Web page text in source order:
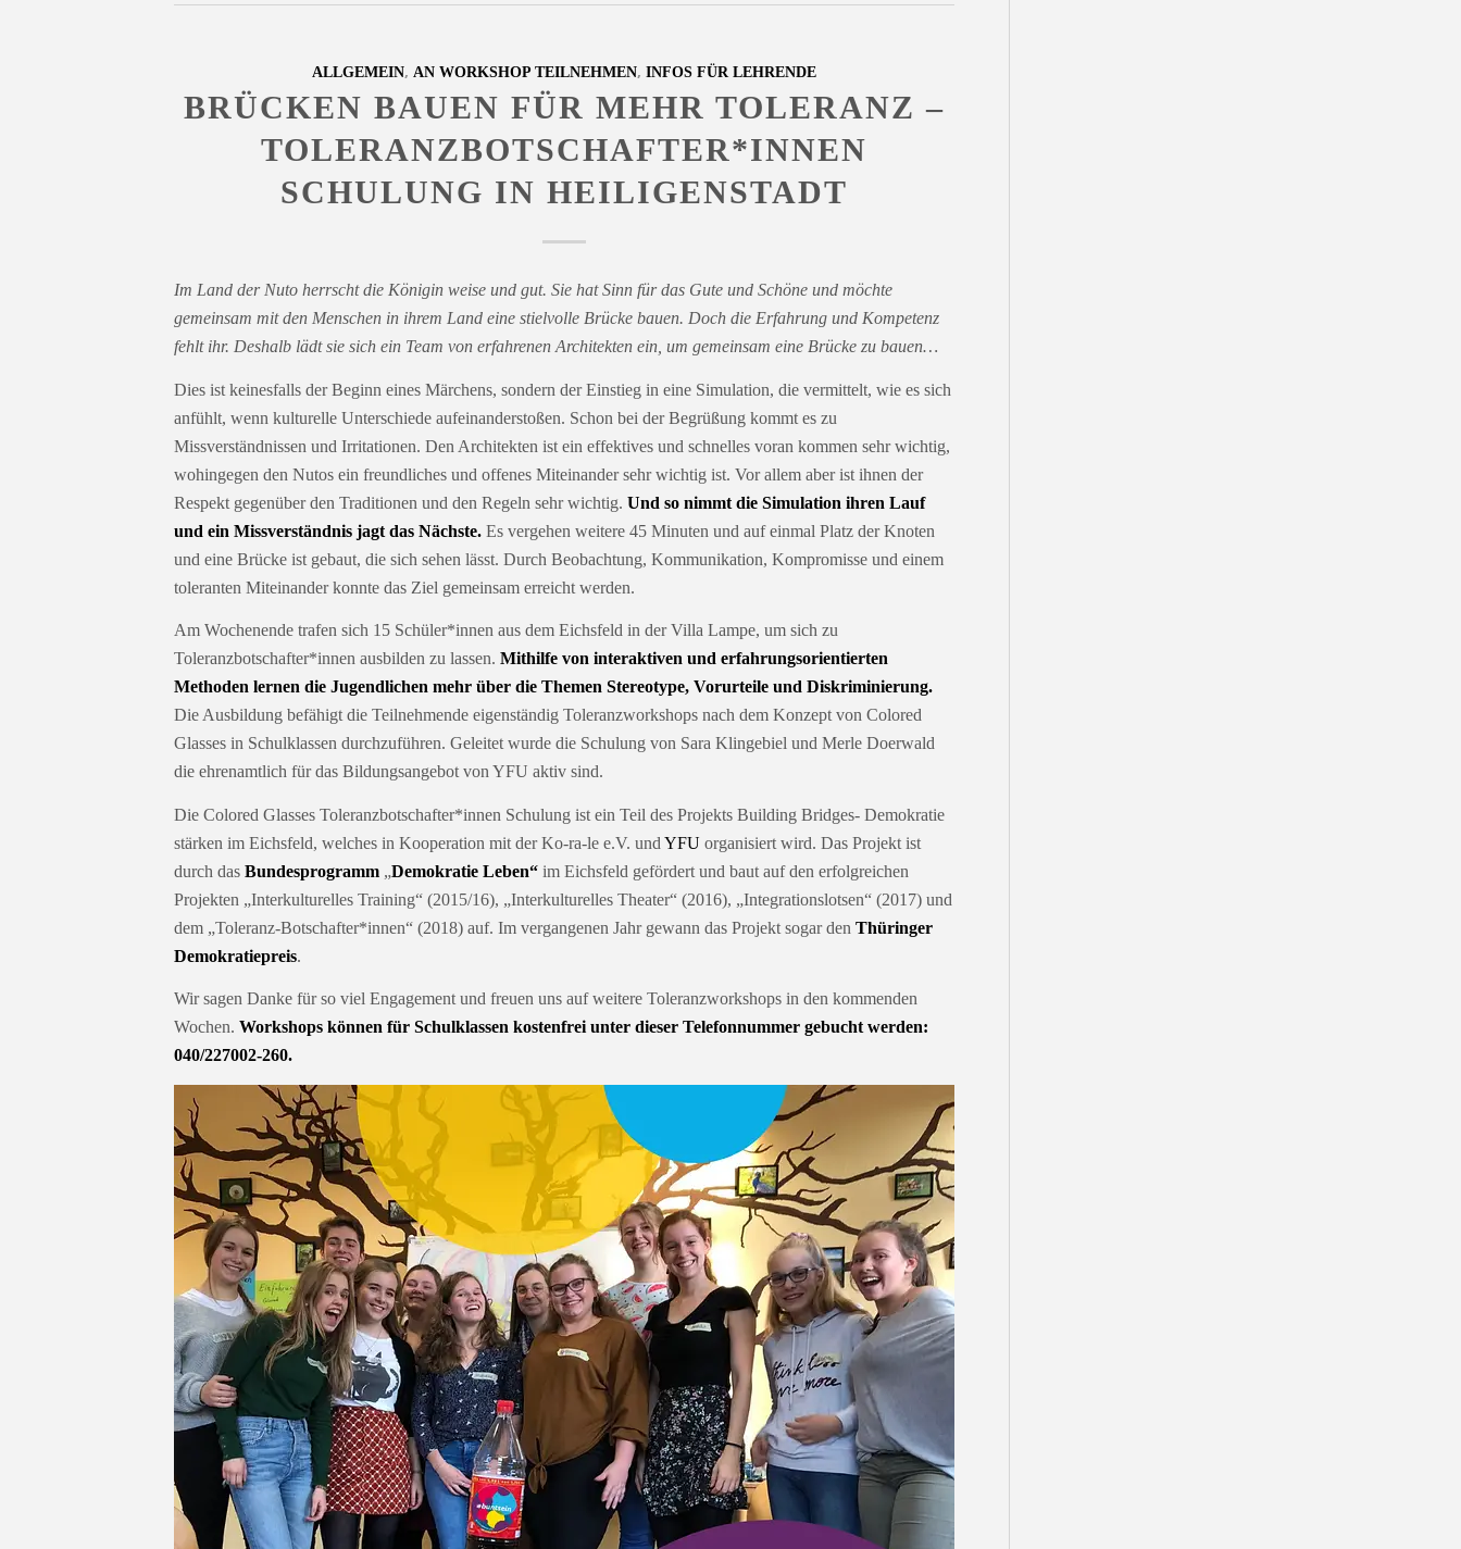
ALLGEMEIN, AN WORKSHOP TEILNEHMEN, INFOS FÜR LEHRENDE
BRÜCKEN BAUEN FÜR MEHR TOLERANZ –
TOLERANZBOTSCHAFTER*INNEN
SCHULUNG IN HEILIGENSTADT
Im Land der Nuto herrscht die Königin weise und gut. Sie hat Sinn für das Gute und Schöne und möchte
gemeinsam mit den Menschen in ihrem Land eine stielvolle Brücke bauen. Doch die Erfahrung und Kompetenz
fehlt ihr. Deshalb lädt sie sich ein Team von erfahrenen Architekten ein, um gemeinsam eine Brücke zu bauen…
Dies ist keinesfalls der Beginn eines Märchens, sondern der Einstieg in eine Simulation, die vermittelt, wie es sich
anfühlt, wenn kulturelle Unterschiede aufeinanderstoßen. Schon bei der Begrüßung kommt es zu
Missverständnissen und Irritationen. Den Architekten ist ein effektives und schnelles voran kommen sehr wichtig,
wohingegen den Nutos ein freundliches und offenes Miteinander sehr wichtig ist. Vor allem aber ist ihnen der
Respekt gegenüber den Traditionen und den Regeln sehr wichtig. Und so nimmt die Simulation ihren Lauf
und ein Missverständnis jagt das Nächste. Es vergehen weitere 45 Minuten und auf einmal Platz der Knoten
und eine Brücke ist gebaut, die sich sehen lässt. Durch Beobachtung, Kommunikation, Kompromisse und einem
toleranten Miteinander konnte das Ziel gemeinsam erreicht werden.
Am Wochenende trafen sich 15 Schüler*innen aus dem Eichsfeld in der Villa Lampe, um sich zu
Toleranzbotschafter*innen ausbilden zu lassen. Mithilfe von interaktiven und erfahrungsorientierten
Methoden lernen die Jugendlichen mehr über die Themen Stereotype, Vorurteile und Diskriminierung.
Die Ausbildung befähigt die Teilnehmende eigenständig Toleranzworkshops nach dem Konzept von Colored
Glasses in Schulklassen durchzuführen. Geleitet wurde die Schulung von Sara Klingebiel und Merle Doerwald
die ehrenamtlich für das Bildungsangebot von YFU aktiv sind.
Die Colored Glasses Toleranzbotschafter*innen Schulung ist ein Teil des Projekts Building Bridges- Demokratie
stärken im Eichsfeld, welches in Kooperation mit der Ko-ra-le e.V. und YFU organisiert wird. Das Projekt ist
durch das Bundesprogramm „Demokratie Leben“ im Eichsfeld gefördert und baut auf den erfolgreichen
Projekten „Interkulturelles Training“ (2015/16), „Interkulturelles Theater“ (2016), „Integrationslotsen“ (2017) und
dem „Toleranz-Botschafter*innen“ (2018) auf. Im vergangenen Jahr gewann das Projekt sogar den Thüringer
Demokratiepreis.
Wir sagen Danke für so viel Engagement und freuen uns auf weitere Toleranzworkshops in den kommenden
Wochen. Workshops können für Schulklassen kostenfrei unter dieser Telefonnummer gebucht werden:
040/227002-260.